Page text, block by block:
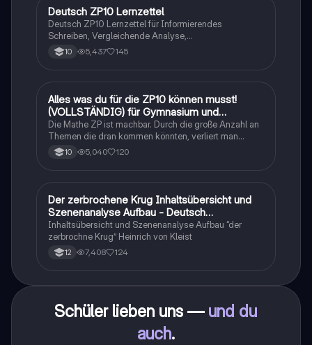
Deutsch
Deutsch ZP10 Lernzettel
Deutsch ZP10 Lernzettel für Informierendes
Schreiben, Vergleichende Analyse,
Sachtexte/Roman/Gedicht..
10 5,437 145
Mathe
Alles was du für die ZP10 können musst!
(VOLLSTÄNDIG) für Gymnasium und
Realschule
Die Mathe ZP ist machbar. Durch die große Anzahl an
Themen die dran kommen könnten, verliert man
schnell den Überblick. Also habe ich von den kleinsten
Themen bis hin zu den größten alles
10 5,040 120
Deutsch
Der zerbrochene Krug Inhaltsübersicht und
Szenenanalyse Aufbau - Deutsch
Q1/Q2/Abitur
Inhaltsübersicht und Szenenanalyse Aufbau “der
zerbrochne Krug” Heinrich von Kleist
12 7,408 124
Schüler lieben uns — und du
auch.